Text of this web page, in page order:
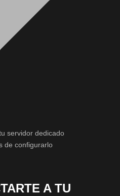
servidor dedicado
de configurarlo
A TU